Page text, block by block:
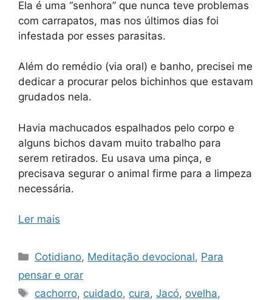
Ela é uma “senhora” que nunca teve problemas
com carrapatos, mas nos últimos dias foi
infestada por esses parasitas.
Além do remédio (via oral) e banho, precisei me
dedicar a procurar pelos bichinhos que estavam
grudados nela.
Havia machucados espalhados pelo corpo e
alguns bichos davam muito trabalho para
serem retirados. Eu usava uma pinça, e
precisava segurar o animal firme para a limpeza
necessária.
Ler mais
Categorias
Cotidiano, Meditação devocional, Para
pensar e orar
Tags
cachorro, cuidado, cura,Jacó, ovelha,